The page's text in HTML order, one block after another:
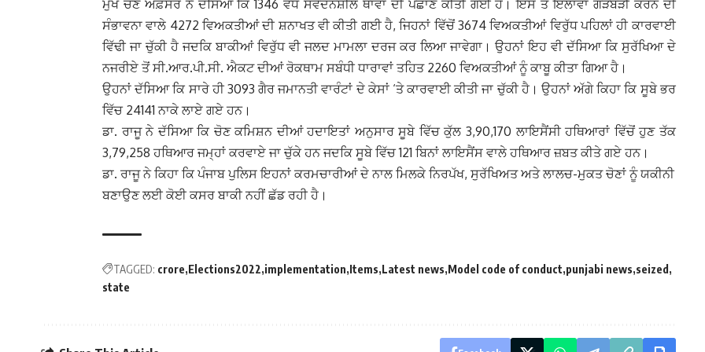
ਮੁੱਖ ਚੋਣ ਅਫ਼ਸਰ ਨੇ ਦੱਸਿਆ ਕਿ 1346 ਵੱਧ ਸੰਵੇਦਨਸ਼ੀਲ ਥਾਵਾਂ ਦੀ ਪਛਾਣ ਕੀਤੀ ਗਈ ਹੈ। ਇਸ ਤੋਂ ਇਲਾਵਾ ਗੜਬੜੀ ਕਰਨ ਦੀ
ਸੰਭਾਵਨਾ ਵਾਲੇ 4272 ਵਿਅਕਤੀਆਂ ਦੀ ਸ਼ਨਾਖਤ ਵੀ ਕੀਤੀ ਗਈ ਹੈ, ਜਿਹਨਾਂ ਵਿੱਚੋਂ 3674 ਵਿਅਕਤੀਆਂ ਵਿਰੁੱਧ ਪਹਿਲਾਂ ਹੀ ਕਾਰਵਾਈ
ਵਿੱਢੀ ਜਾ ਚੁੱਕੀ ਹੈ ਜਦਕਿ ਬਾਕੀਆਂ ਵਿਰੁੱਧ ਵੀ ਜਲਦ ਮਾਮਲਾ ਦਰਜ ਕਰ ਲਿਆ ਜਾਵੇਗਾ। ਉਹਨਾਂ ਇਹ ਵੀ ਦੱਸਿਆ ਕਿ ਸੁਰੱਖਿਆ ਦੇ
ਨਜਰੀਏ ਤੋਂ ਸੀ.ਆਰ.ਪੀ.ਸੀ. ਐਕਟ ਦੀਆਂ ਰੋਕਥਾਮ ਸਬੰਧੀ ਧਾਰਾਵਾਂ ਤਹਿਤ 2260 ਵਿਅਕਤੀਆਂ ਨੂੰ ਕਾਬੂ ਕੀਤਾ ਗਿਆ ਹੈ।
ਉਹਨਾਂ ਦੱਸਿਆ ਕਿ ਸਾਰੇ ਹੀ 3093 ਗੈਰ ਜਮਾਨਤੀ ਵਾਰੰਟਾਂ ਦੇ ਕੇਸਾਂ ‘ਤੇ ਕਾਰਵਾਈ ਕੀਤੀ ਜਾ ਚੁੱਕੀ ਹੈ। ਉਹਨਾਂ ਅੱਗੇ ਕਿਹਾ ਕਿ ਸੂਬੇ ਭਰ
ਵਿੱਚ 24141 ਨਾਕੇ ਲਾਏ ਗਏ ਹਨ।
ਡਾ. ਰਾਜੂ ਨੇ ਦੱਸਿਆ ਕਿ ਚੋਣ ਕਮਿਸ਼ਨ ਦੀਆਂ ਹਦਾਇਤਾਂ ਅਨੁਸਾਰ ਸੂਬੇ ਵਿੱਚ ਕੁੱਲ 3,90,170 ਲਾਇਸੈਂਸੀ ਹਥਿਆਰਾਂ ਵਿੱਚੋਂ ਹੁਣ ਤੱਕ
3,79,258 ਹਥਿਆਰ ਜਮ੍ਹਾਂ ਕਰਵਾਏ ਜਾ ਚੁੱਕੇ ਹਨ ਜਦਕਿ ਸੂਬੇ ਵਿੱਚ 121 ਬਿਨਾਂ ਲਾਇਸੈਂਸ ਵਾਲੇ ਹਥਿਆਰ ਜ਼ਬਤ ਕੀਤੇ ਗਏ ਹਨ।
ਡਾ. ਰਾਜੂ ਨੇ ਕਿਹਾ ਕਿ ਪੰਜਾਬ ਪੁਲਿਸ ਇਹਨਾਂ ਕਰਮਚਾਰੀਆਂ ਦੇ ਨਾਲ ਮਿਲਕੇ ਨਿਰਪੱਖ, ਸੁਰੱਖਿਅਤ ਅਤੇ ਲਾਲਚ-ਮੁਕਤ ਚੋਣਾਂ ਨੂੰ ਯਕੀਨੀ
ਬਣਾਉਣ ਲਈ ਕੋਈ ਕਸਰ ਬਾਕੀ ਨਹੀਂ ਛੱਡ ਰਹੀ ਹੈ।
TAGGED: crore Elections2022 implementation Items Latest news Model code of conduct punjabi news seized
state